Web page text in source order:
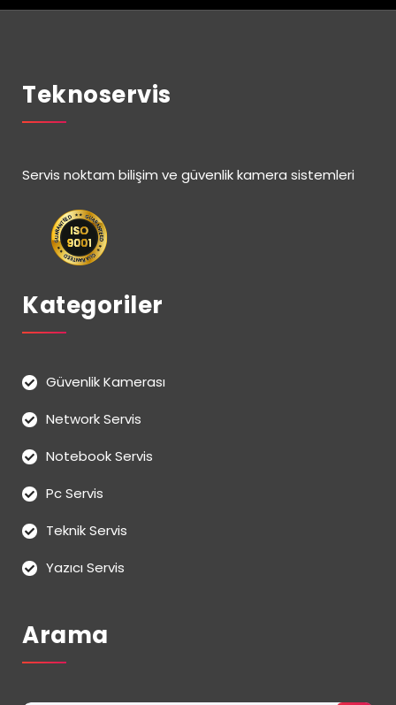
Teknoservis
Servis noktam bilişim ve güvenlik kamera sistemleri
Kategoriler
Güvenlik Kamerası
Network Servis
Notebook Servis
Pc Servis
Teknik Servis
Yazıcı Servis
Arama